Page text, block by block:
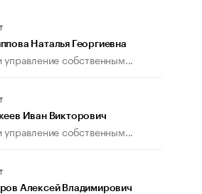
Наталья Георгиевна
управление собственным...
Иван Викторович
управление собственным...
Алексей Владимирович